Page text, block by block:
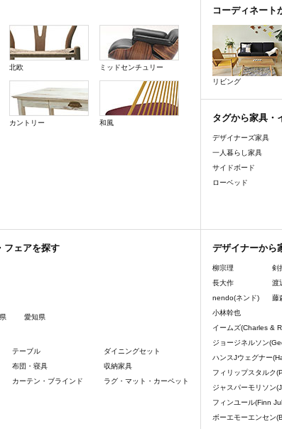
北欧 ミッドセンチュリー
カントリー 和風
コーディネート
リビング
タグから家具・
デザイナーズ家具
一人暮らし家具
サイドボード
ローベッド
フェアを探す
愛知県
テーブル
ダイニングセット
布団・寝具
収納家具
カーテン・ブラインド
ラグ・マット・カーペット
デザイナーから
柳宗理 剣
長大作
渡
nendo(ネンド)
藤
小林幹也
イームズ(Charles &
ジョージネルソン
ハンスJウェグナー
フィリップスタルク
ジャスパーモリソン
フィンユール(Finn
ボーエモーエンセン